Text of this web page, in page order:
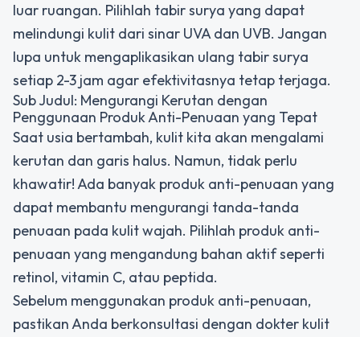
luar ruangan. Pilihlah tabir surya yang dapat
melindungi kulit dari sinar UVA dan UVB. Jangan
lupa untuk mengaplikasikan ulang tabir surya
setiap 2-3 jam agar efektivitasnya tetap terjaga.
Sub Judul: Mengurangi Kerutan dengan
Penggunaan Produk Anti-Penuaan yang Tepat
Saat usia bertambah, kulit kita akan mengalami
kerutan dan garis halus. Namun, tidak perlu
khawatir! Ada banyak produk anti-penuaan yang
dapat membantu mengurangi tanda-tanda
penuaan pada kulit wajah. Pilihlah produk anti-
penuaan yang mengandung bahan aktif seperti
retinol, vitamin C, atau peptida.
Sebelum menggunakan produk anti-penuaan,
pastikan Anda berkonsultasi dengan dokter kulit